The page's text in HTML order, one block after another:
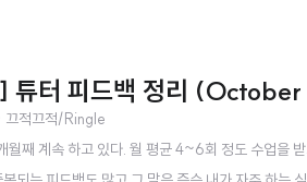
튜터 피드백 정리
끄적끄적/Ringle
월째 계속 하고 있다. 월 평균 4~6회 정도 수업을